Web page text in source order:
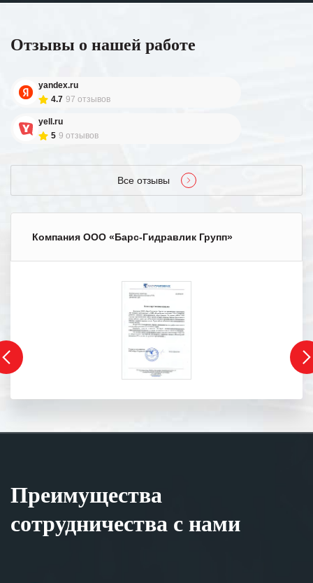
Отзывы о нашей работе
yandex.ru
4.7 97 отзывов
yell.ru
5 9 отзывов
Все отзывы
Компания ООО «Барс-Гидравлик Групп»
Преимущества
сотрудничества с нами